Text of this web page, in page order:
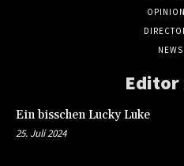
OPINION
NEWS
Editor
Ein bisschen Lucky Luke
25. Juli 2024